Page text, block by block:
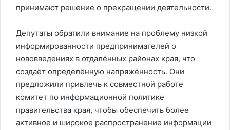
принимают решение о прекращении деятельности.
Депутаты обратили внимание на проблему низкой
информированности предпринимателей о
нововведениях в отдалённых районах края, что
создаёт определённую напряжённость. Они
предложили привлечь к совместной работе
комитет по информационной политике
правительства края, чтобы обеспечить более
активное и широкое распространение информации